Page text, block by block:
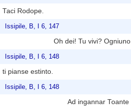
Taci Rodope.
Issipile, B, I 6, 147
Oh dei! Tu vivi? Ogniuno
Issipile, B, I 6, 148
ti pianse estinto.
Issipile, B, I 6, 148
Ad ingannar Toante